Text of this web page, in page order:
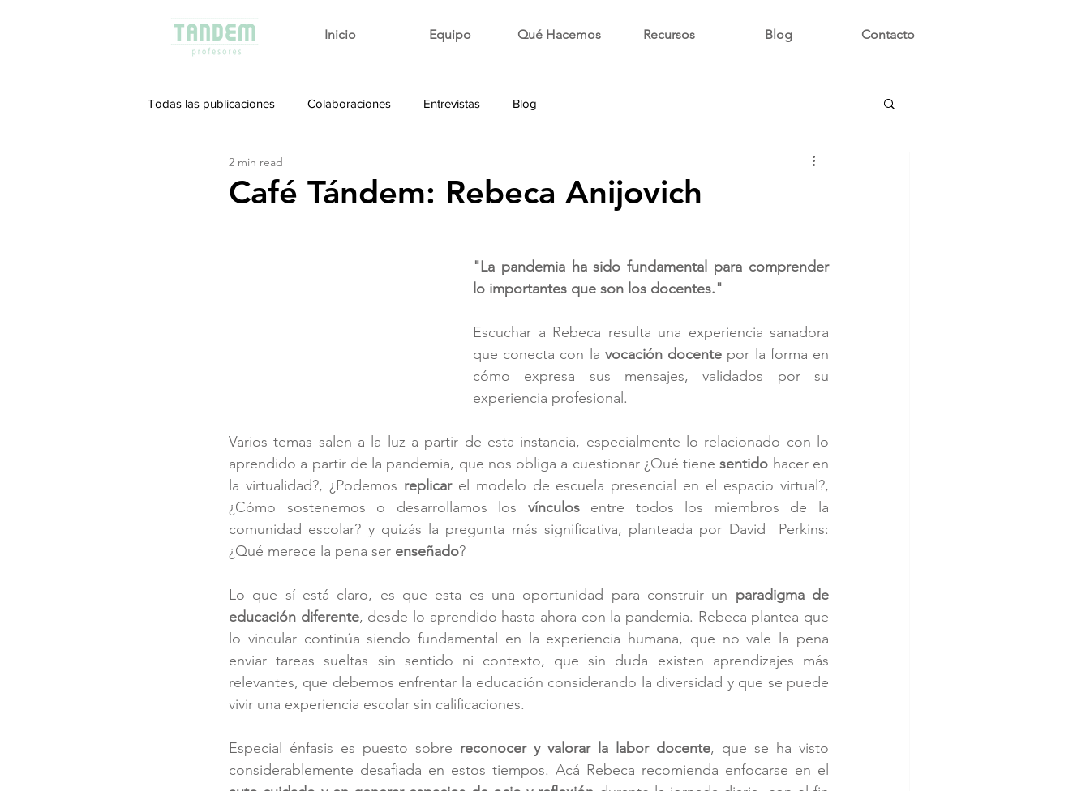
Inicio Equipo Qué Hacemos Recursos Blog Contacto
Todas las publicaciones Colaboraciones Entrevistas Blog
Café Tándem: Rebeca Anijovich
2 min read
"La pandemia ha sido fundamental para comprender
lo importantes que son los docentes."
Escuchar a Rebeca resulta una experiencia sanadora
que conecta con la vocación docente por la forma en
cómo expresa sus mensajes, validados por su
experiencia profesional.
Varios temas salen a la luz a partir de esta instancia, especialmente lo relacionado con lo
aprendido a partir de la pandemia, que nos obliga a cuestionar ¿Qué tiene sentido hacer en
la virtualidad?, ¿Podemos replicar el modelo de escuela presencial en el espacio virtual?,
¿Cómo sostenemos o desarrollamos los vínculos entre todos los miembros de la
comunidad escolar? y quizás la pregunta más significativa, planteada por David  Perkins:
¿Qué merece la pena ser enseñado?
Lo que sí está claro, es que esta es una oportunidad para construir un paradigma de
educación diferente, desde lo aprendido hasta ahora con la pandemia. Rebeca plantea que
lo vincular continúa siendo fundamental en la experiencia humana, que no vale la pena
enviar tareas sueltas sin sentido ni contexto, que sin duda existen aprendizajes más
relevantes, que debemos enfrentar la educación considerando la diversidad y que se puede
vivir una experiencia escolar sin calificaciones.
Especial énfasis es puesto sobre reconocer y valorar la labor docente, que se ha visto